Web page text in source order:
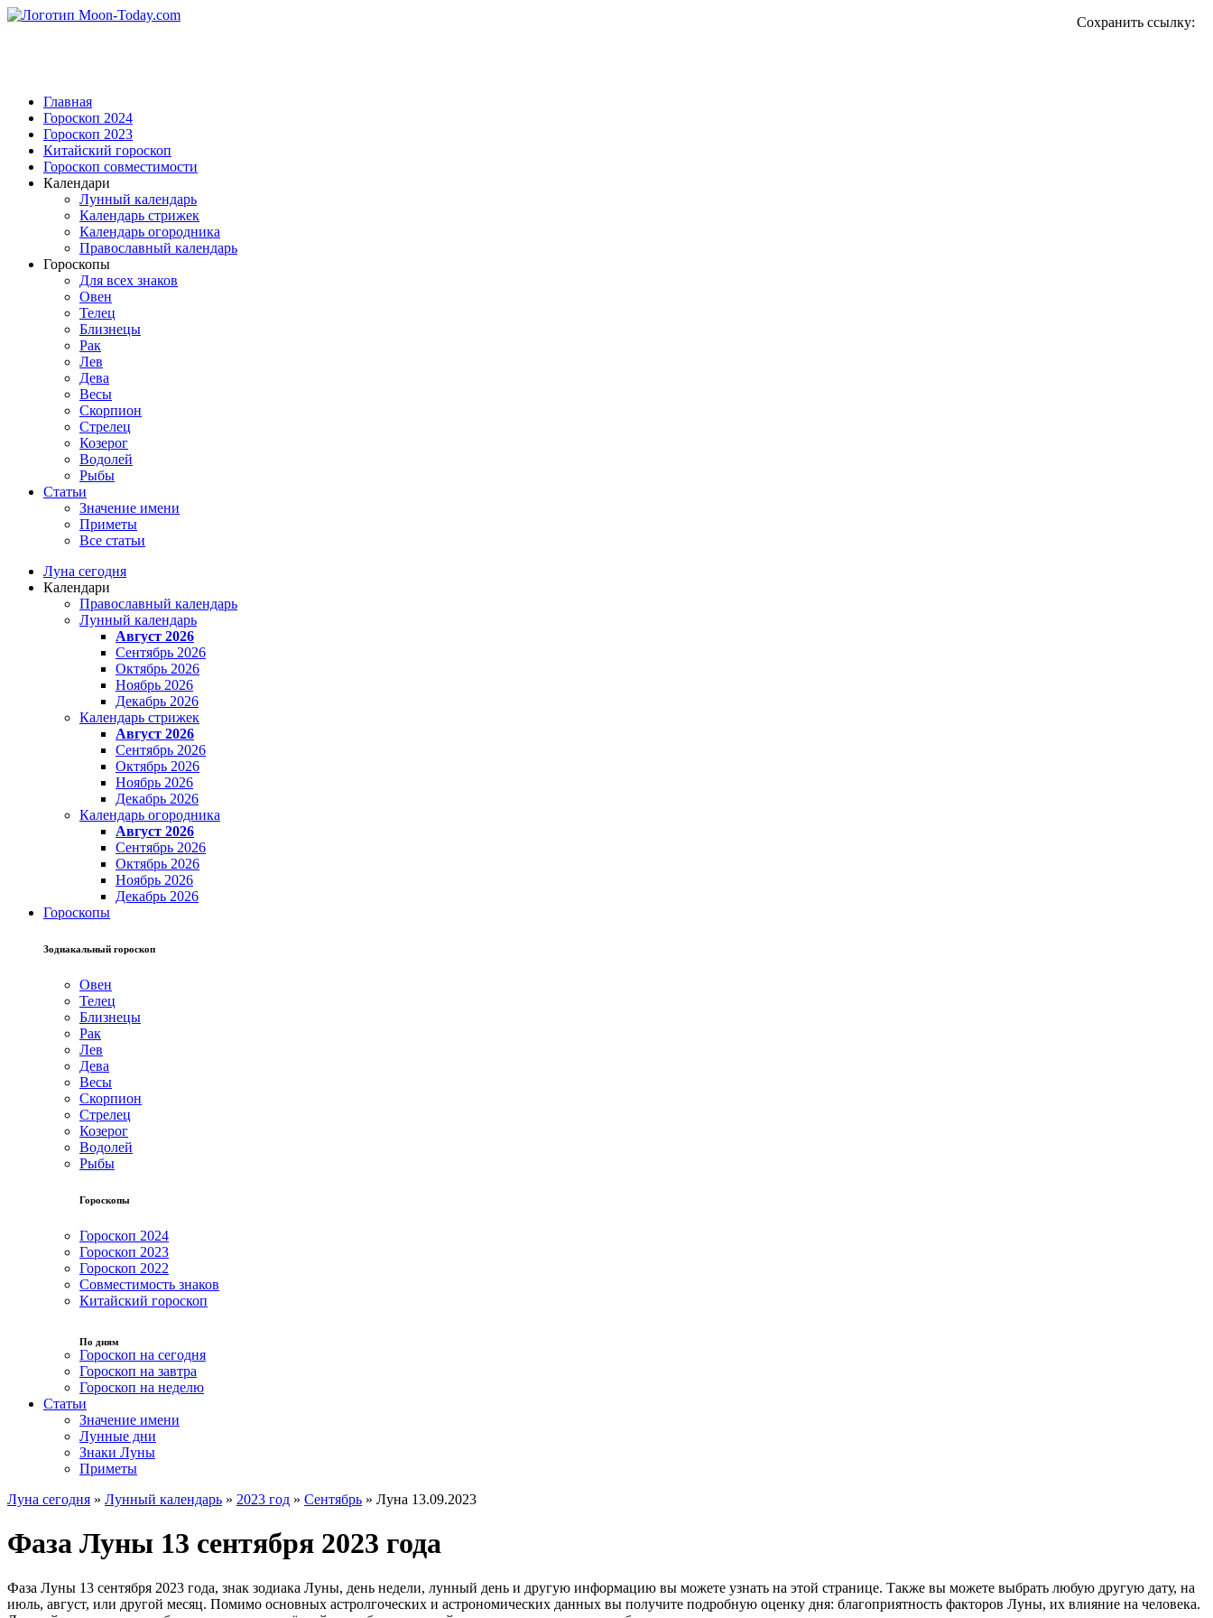
Сохранить ссылку:
Главная
Гороскоп 2024
Гороскоп 2023
Китайский гороскоп
Гороскоп совместимости
Календари
Лунный календарь
Календарь стрижек
Календарь огородника
Православный календарь
Гороскопы
Для всех знаков
Овен
Телец
Близнецы
Рак
Лев
Дева
Весы
Скорпион
Стрелец
Козерог
Водолей
Рыбы
Статьи
Значение имени
Приметы
Все статьи
Луна сегодня
Календари
Православный календарь
Лунный календарь
Август 2026
Сентябрь 2026
Октябрь 2026
Ноябрь 2026
Декабрь 2026
Календарь стрижек
Август 2026
Сентябрь 2026
Октябрь 2026
Ноябрь 2026
Декабрь 2026
Календарь огородника
Август 2026
Сентябрь 2026
Октябрь 2026
Ноябрь 2026
Декабрь 2026
Гороскопы
Зодиакальный гороскоп
Овен
Телец
Близнецы
Рак
Лев
Дева
Весы
Скорпион
Стрелец
Козерог
Водолей
Рыбы
Гороскопы
Гороскоп 2024
Гороскоп 2023
Гороскоп 2022
Совместимость знаков
Китайский гороскоп
По дням
Гороскоп на сегодня
Гороскоп на завтра
Гороскоп на неделю
Статьи
Значение имени
Лунные дни
Знаки Луны
Приметы
Луна сегодня » Лунный календарь » 2023 год » Сентябрь » Луна 13.09.2023
Фаза Луны 13 сентября 2023 года
Фаза Луны 13 сентября 2023 года, знак зодиака Луны, день недели, лунный день и другую информацию вы можете узнать на этой странице. Также вы можете выбрать любую другую дату, на
июль, август, или другой месяц. Помимо основных астролгоческих и астрономических данных вы получите подробную оценку дня: благоприятность факторов Луны, их влияние на человека.